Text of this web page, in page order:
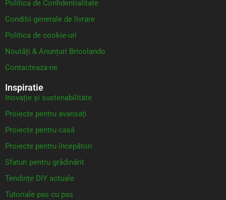
Politica de Confidentialitate
Conditii generale de livrare
Politica de cookie-uri
Noutăți & Anunțuri Bricolando
Contacteaza-ne
Inspiratie
Inovație și sustenabilitate
Proiecte pentru avansați
Proiecte pentru casă
Proiecte pentru începători
Sfaturi pentru grădinărit
Tendințe DIY actuale
Tutoriale pas cu pas